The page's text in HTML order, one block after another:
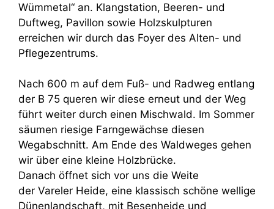
Wümmetal“ an. Klangstation, Beeren- und
Duftweg, Pavillon sowie Holzskulpturen
erreichen wir durch das Foyer des Alten- und
Pflegezentrums.
Nach 600 m auf dem Fuß- und Radweg entlang
der B 75 queren wir diese erneut und der Weg
führt weiter durch einen Mischwald. Im Sommer
säumen riesige Farngewächse diesen
Wegabschnitt. Am Ende des Waldweges gehen
wir über eine kleine Holzbrücke.
Danach öffnet sich vor uns die Weite
der Vareler Heide, eine klassisch schöne wellige
Dünenlandschaft, mit Besenheide und